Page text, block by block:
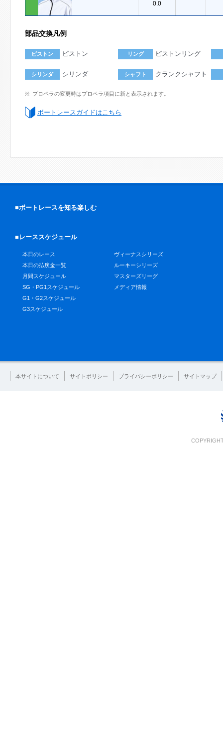
0.0
部品交換凡例
ピストン ピストン リング ピストンリング
シリンダ シリンダ シャフト クランクシャフト
プロペラの変更時はプロペラ項目に新と表示されます。
ボートレースガイドはこちら
■ボートレースを知る楽しむ
■レーススケジュール
本日のレース
本日の払戻金一覧
月間スケジュール
SG・PG1スケジュール
G1・G2スケジュール
G3スケジュール
ヴィーナスシリーズ
ルーキーシリーズ
マスターズリーグ
メディア情報
本サイトについて サイトポリシー プライバシーポリシー サイトマップ